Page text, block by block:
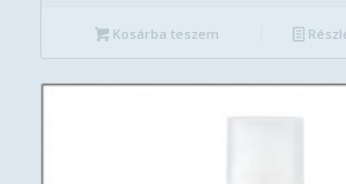
Kosárba teszem